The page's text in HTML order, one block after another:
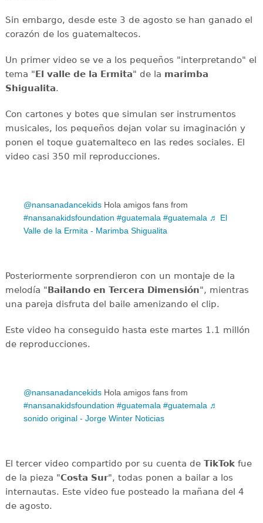
Sin embargo, desde este 3 de agosto se han ganado el
corazón de los guatemaltecos.
Un primer video se ve a los pequeños "interpretando" el
tema "El valle de la Ermita" de la marimba
Shigualita.
Con cartones y botes que simulan ser instrumentos
musicales, los pequeños dejan volar su imaginación y
ponen el toque guatemalteco en las redes sociales. El
video casi 350 mil reproducciones.
@nansanadancekids Hola amigos fans from
#nansanakidsfoundation #guatemala #guatemala ♬ El
Valle de la Ermita - Marimba Shigualita
Posteriormente sorprendieron con un montaje de la
melodía "Bailando en Tercera Dimensión", mientras
una pareja disfruta del baile amenizando el clip.
Este video ha conseguido hasta este martes 1.1 millón
de reproducciones.
@nansanadancekids Hola amigos fans from
#nansanakidsfoundation #guatemala #guatemala ♬
sonido original - Jorge Winter Noticias
El tercer video compartido por su cuenta de TikTokfue
de la pieza "Costa Sur", todas ponen a bailar a los
internautas. Este video fue posteado la mañana del 4
de agosto.